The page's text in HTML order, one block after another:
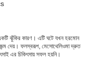
ঝুঁকির কারণ। এটি ঘটে যখন হরমোন
জন্ম দেয়। ফলস্বরূপ, মেসোথেলিওমা দ্রুত
এর চিকিৎসায় সফল হয়নি।